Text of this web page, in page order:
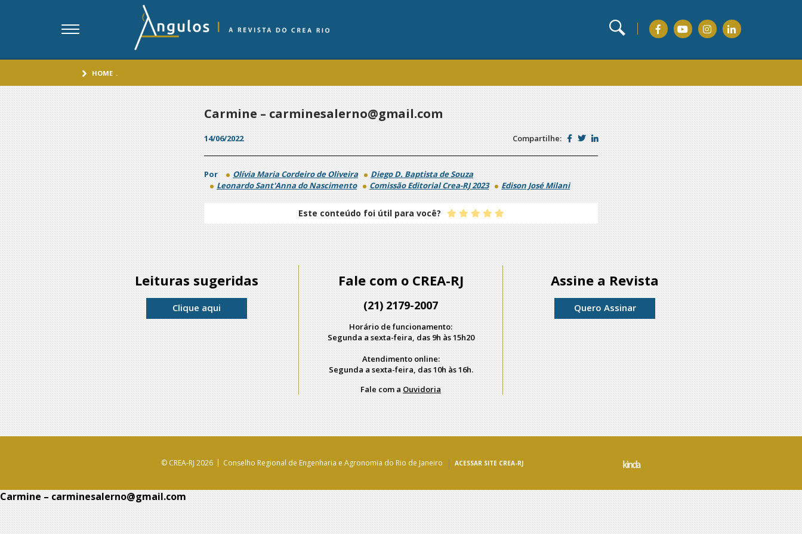
HOME .
Carmine – carminesalerno@gmail.com
14/06/2022 Compartilhe:
Por Olívia Maria Cordeiro de Oliveira
Diego D. Baptista de Souza
Leonardo Sant'Anna do Nascimento
Comissão Editorial Crea-RJ 2023 Edison José Milani
Este conteúdo foi útil para você?
Leituras sugeridas
Clique aqui
Fale com o CREA-RJ
(21) 2179-2007
Horário de funcionamento:
Segunda a sexta-feira, das 9h às 15h20
Atendimento online:
Segunda a sexta-feira, das 10h às 16h.
Fale com a Ouvidoria
Assine a Revista
Quero Assinar
© CREA-RJ 2026 Conselho Regional de Engenharia e Agronomia do Rio de Janeiro ACESSAR SITE CREA-RJ
Carmine – carminesalerno@gmail.com